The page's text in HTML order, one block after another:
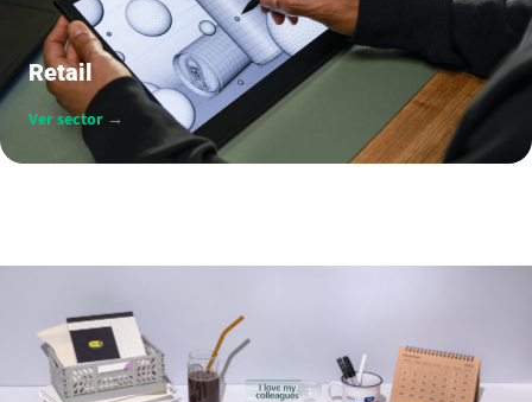
Retail
Ver sector →